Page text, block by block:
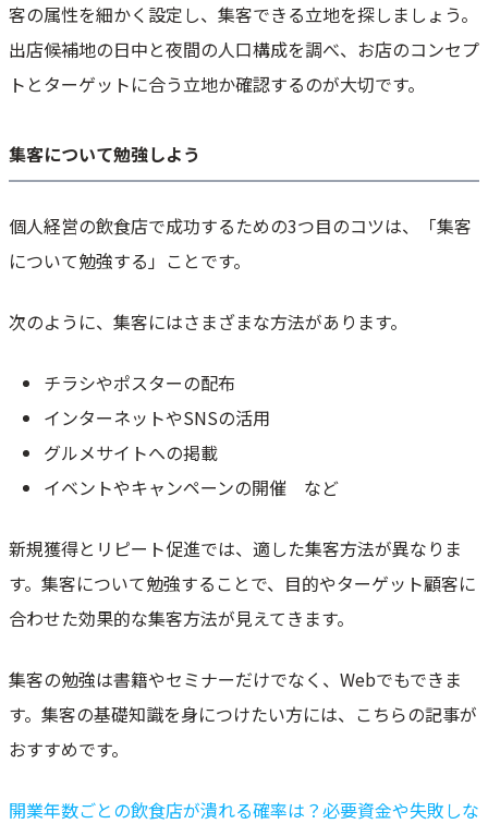
客の属性を細かく設定し、集客できる立地を探しましょう。
出店候補地の日中と夜間の人口構成を調べ、お店のコンセプ
トとターゲットに合う立地か確認するのが大切です。
集客について勉強しよう
個人経営の飲食店で成功するための3つ目のコツは、「集客
について勉強する」ことです。
次のように、集客にはさまざまな方法があります。
チラシやポスターの配布
インターネットやSNSの活用
グルメサイトへの掲載
イベントやキャンペーンの開催 など
新規獲得とリピート促進では、適した集客方法が異なりま
す。集客について勉強することで、目的やターゲット顧客に
合わせた効果的な集客方法が見えてきます。
集客の勉強は書籍やセミナーだけでなく、Webでもできま
す。集客の基礎知識を身につけたい方には、こちらの記事が
おすすめです。
開業年数ごとの飲食店が潰れる確率は？必要資金や失敗しな